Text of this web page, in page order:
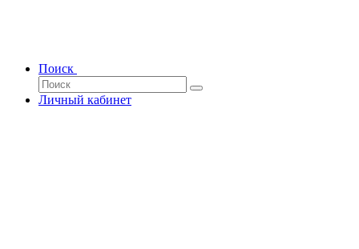
Поиск
Личный кабинет